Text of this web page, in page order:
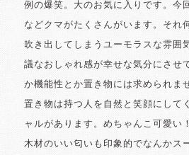
例の爆笑。大のお気に入りです。今
などクマがたくさんがいます。それ
吹き出してしまうユーモラスな雰囲
議なおしゃれ感が幸せな気分にさせ
か機能性とか置き物には求められま
置き物は持つ人を自然と笑顔にして
ャルがあります。めちゃんこ可愛い
木材のいい匂いも印象的でなんかス